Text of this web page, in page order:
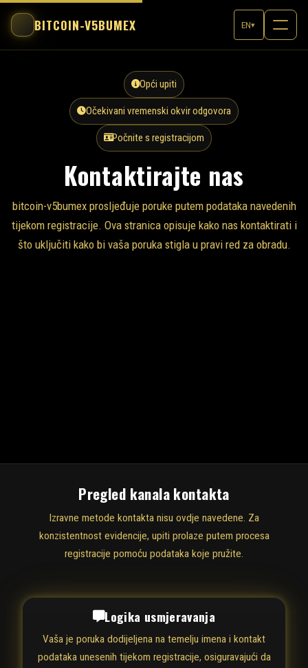
BITCOIN-V5BUMEX EN▾
Opći upiti
Očekivani vremenski okvir odgovora
Počnite s registracijom
Kontaktirajte nas
bitcoin-v5bumex prosljeđuje poruke putem podataka navedenih
tijekom registracije. Ova stranica opisuje kako nas kontaktirati i
što uključiti kako bi vaša poruka stigla u pravi red za obradu.
Pregled kanala kontakta
Izravne metode kontakta nisu ovdje navedene. Za
konzistentnost evidencije, upiti prolaze putem procesa
registracije pomoću podataka koje pružite.
Logika usmjeravanja
Vaša je poruka dodijeljena na temelju imena i kontakt
podataka unesenih tijekom registracije, osiguravajući da